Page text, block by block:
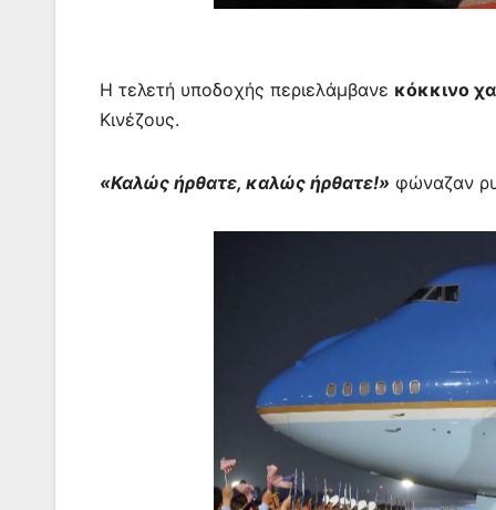
Η τελετή υποδοχής περιελάμβανε κόκκινο
Κινέζους.
«Καλώς ήρθατε, καλώς ήρθατε!» φώναζαν